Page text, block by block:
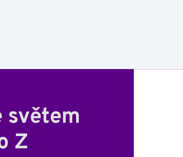
světem
Z